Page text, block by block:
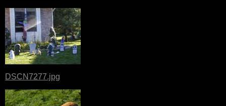
DSCN7277.jpg